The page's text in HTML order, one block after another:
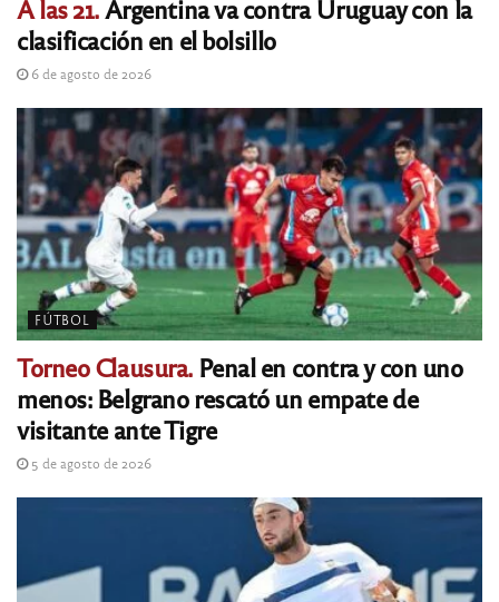
A las 21.Argentina va contra Uruguay con la
clasificación en el bolsillo
6 de agosto de 2026
FÚTBOL
Torneo Clausura.Penal en contra y con uno
menos: Belgrano rescató un empate de
visitante ante Tigre
5 de agosto de 2026